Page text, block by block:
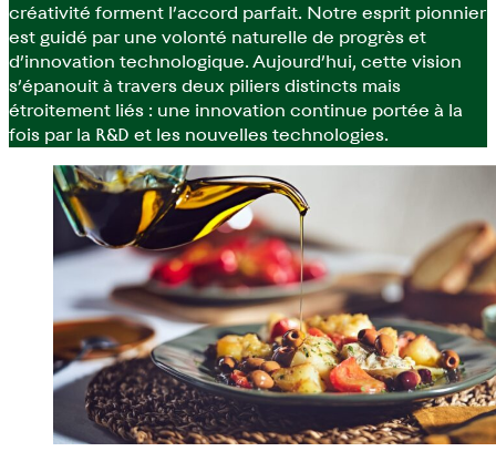
créativité forment l’accord parfait. Notre esprit pionnier
est guidé par une volonté naturelle de progrès et
d’innovation technologique. Aujourd’hui, cette vision
s’épanouit à travers deux piliers distincts mais
étroitement liés : une innovation continue portée à la
fois par la R&D et les nouvelles technologies.